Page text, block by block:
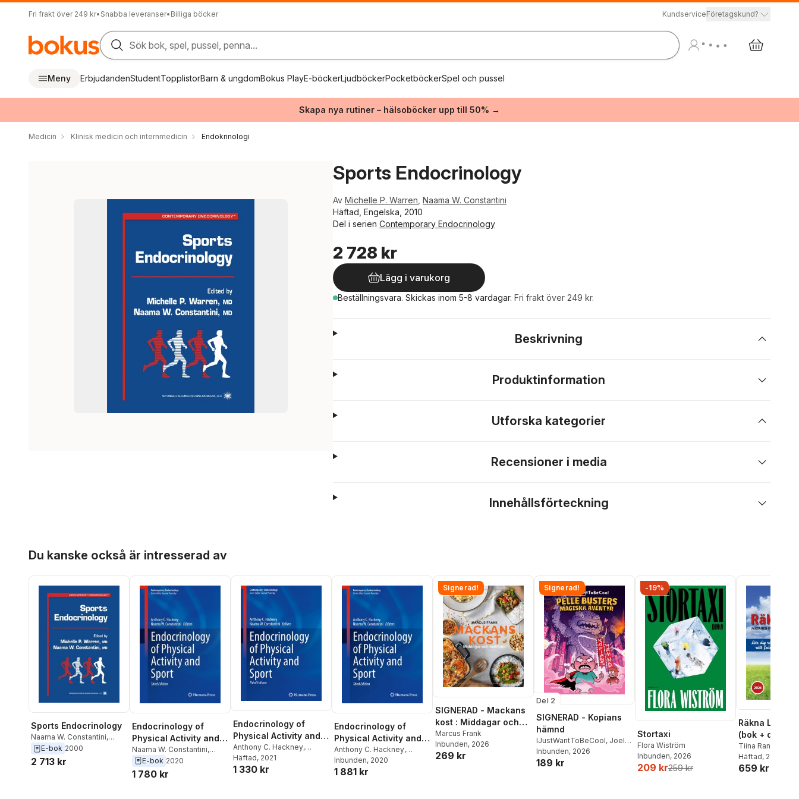
Fri frakt över 249 kr• Snabba leveranser• Billiga böcker KundserviceFöretagskund?
Sök bok, spel, pussel, penna...
Meny ErbjudandenStudentTopplistorBarn & ungdomBokus PlayE-böckerLjudböckerPocketböckerSpel och pussel
Skapa nya rutiner – hälsoböcker upp till 50% →
Medicin Klinisk medicin och internmedicin Endokrinologi
Sports Endocrinology
Av Michelle P. Warren Naama W. Constantini
Häftad, Engelska, 2010
Del i serien Contemporary Endocrinology
2 728 kr
Lägg i varukorg
Beställningsvara. Skickas inom 5-8 vardagar. Fri frakt över 249 kr.
Beskrivning
Produktinformation
Utforska kategorier
Recensioner i media
Innehållsförteckning
Du kanske också är intresserad av
Sports Endocrinology
Naama W. Constantini,
Michelle P. Warren
E-bok 2000
2 713 kr
Endocrinology of
Physical Activity and
Sport
Naama W. Constantini,
Anthony C. Hackney
E-bok 2020
1 780 kr
Endocrinology of
Physical Activity and
Sport
Anthony C. Hackney,
Naama W. Constantini
Häftad, 2021
1 330 kr
Endocrinology of
Physical Activity and
Sport
Anthony C. Hackney,
Naama W. Constantini
Inbunden, 2020
1 881 kr
Signerad!
SIGNERAD - Mackans
kost : Middagar och
matlådor
Marcus Frank
Inbunden, 2026
269 kr
Signerad!
Del 2
SIGNERAD - Kopians
hämnd
IJustWantToBeCool, Joel
Adolphson,Emil Ejdemo
Beer ,Victor Beer
Inbunden, 2026
189 kr
-19%
Stortaxi
Flora Wiström
Inbunden, 2026
209 kr259 kr
Räkna Lön 1 -
(bok + digital
Tiina Ranjbar
Christina Vallin
Häftad, 2026
659 kr